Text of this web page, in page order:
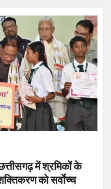
में श्रमिकों के
को सर्वाेच्च